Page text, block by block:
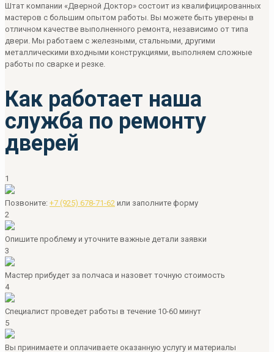
Штат компании «Дверной Доктор» состоит из квалифицированных
мастеров с большим опытом работы. Вы можете быть уверены в
отличном качестве выполненного ремонта, независимо от типа
двери. Мы работаем с железными, стальными, другими
металлическими входными конструкциями, выполняем сложные
работы по сварке и резке.
Как работает наша
служба по ремонту
дверей
1
Позвоните: +7 (925) 678-71-62 или заполните форму
2
Опишите проблему и уточните важные детали заявки
3
Мастер прибудет за полчаса и назовет точную стоимость
4
Специалист проведет работы в течение 10-60 минут
5
Вы принимаете и оплачиваете оказанную услугу и материалы